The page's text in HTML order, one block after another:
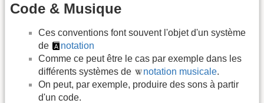
Code & Musique
Ces conventions font souvent l'objet d'un système
de
notation
Comme ce peut être le cas par exemple dans les
différents systèmes de
notation musicale.
On peut, par exemple, produire des sons à partir
d'un code.